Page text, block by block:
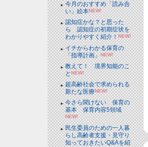
今月のおすすめ「読み合
い」絵本NEW!
認知症かな？と思った
ら 認知症の初期症状を
わかりやすく紹介！NEW!
イチからわかる保育の
「指導計画」NEW!
教えて！ 境界知能のこ
とNEW!
超高齢社会で求められる
新たな医療NEW!
今さら聞けない 保育の
基本 保育内容5領域
NEW!
民生委員のための一人暮
らし高齢者支援・見守り
知っておきたいQ&Aを紹